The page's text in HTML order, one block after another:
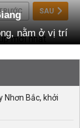
SAU
nằm ở vị trí
trong khu vực
tỉnh có đặc
và giao
là hai đô thị
thương mại,
Phú Tân, Tân
Nhơn Bắc, khởi